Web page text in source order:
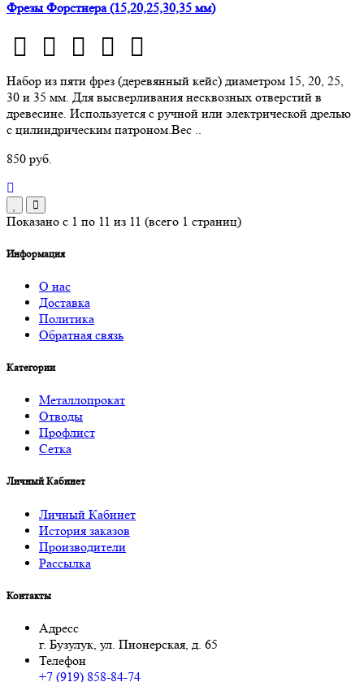
Фрезы Форстнера (15,20,25,30,35 мм)
Набор из пяти фрез (деревянный кейс) диаметром 15, 20, 25,
30 и 35 мм. Для высверливания несквозных отверстий в
древесине. Используется с ручной или электрической дрелью
с цилиндрическим патроном.Вес ..
850 руб.
Показано с 1 по 11 из 11 (всего 1 страниц)
Информация
О нас
Доставка
Политика
Обратная связь
Категории
Металлопрокат
Отводы
Профлист
Сетка
Личный Кабинет
Личный Кабинет
История заказов
Производители
Рассылка
Контакты
Адресс
г. Бузулук, ул. Пионерская, д. 65
Телефон
+7 (919) 858-84-74